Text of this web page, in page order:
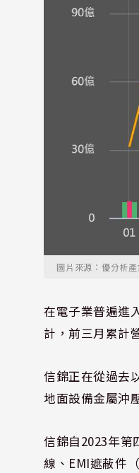
圖片來源：優分析
在電子業普遍進
計，前三月累計
信錦正在從過去
地面設備金屬沖
信錦自2023年第
線、EMI遮蔽件